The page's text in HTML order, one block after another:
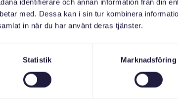
identifierare och annan information från din
med. Dessa kan i sin tur kombinera
in när du har använt deras tjänster.
Statistik Marknadsföring